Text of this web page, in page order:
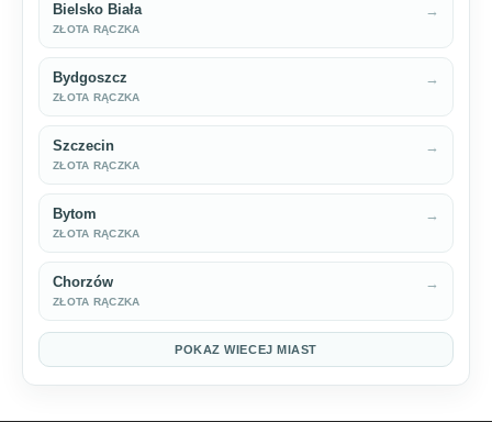
Bielsko Biała
ZŁOTA RĄCZKA
→
Bydgoszcz
ZŁOTA RĄCZKA
→
Szczecin
ZŁOTA RĄCZKA
→
Bytom
ZŁOTA RĄCZKA
→
Chorzów
ZŁOTA RĄCZKA
→
POKAZ WIECEJ MIAST